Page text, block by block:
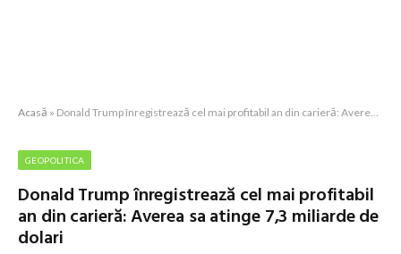
Acasă » Donald Trump înregistrează cel mai profitabil an din carieră: Averea sa atinge 7,3 miliarde de dolari
GEOPOLITICA
Donald Trump înregistrează cel mai profitabil
an din carieră: Averea sa atinge 7,3 miliarde de
dolari